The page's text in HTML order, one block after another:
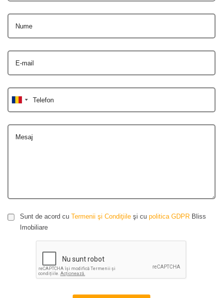
Nume
E-mail
Telefon
Mesaj
Sunt de acord cu Termenii şi Condiţiile şi cu politica GDPR Bliss
Imobiliare